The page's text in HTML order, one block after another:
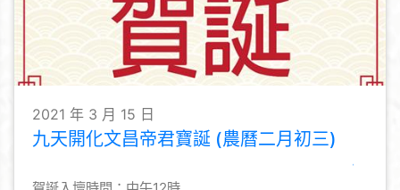
2021 年 3 月 15 日
九天開化文昌帝君寶誕 (農曆二月初三)